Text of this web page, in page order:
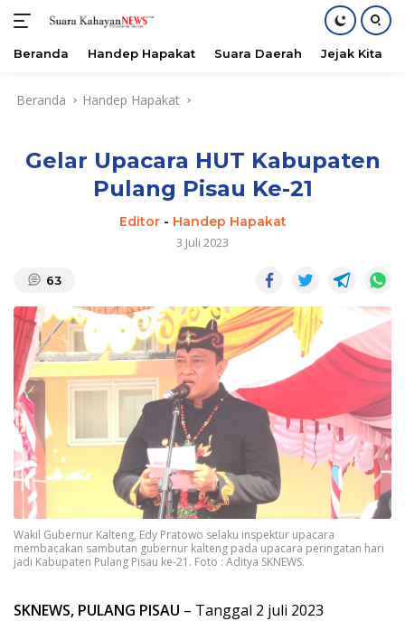
Beranda Handep Hapakat Suara Daerah Jejak Kita
Beranda Handep Hapakat
Gelar Upacara HUT Kabupaten
Pulang Pisau Ke-21
Editor- Handep Hapakat
3 Juli 2023
63
Wakil Gubernur Kalteng, Edy Pratowo selaku inspektur upacara
membacakan sambutan gubernur kalteng pada upacara peringatan hari
jadi Kabupaten Pulang Pisau ke-21. Foto : Aditya SKNEWS.
SKNEWS, PULANG PISAU – Tanggal 2 juli 2023